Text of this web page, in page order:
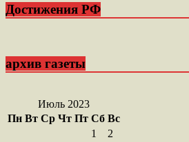
Достижения РФ
архив газеты
Июль 2023
Пн Вт Ср Чт Пт Сб Вс
1
2